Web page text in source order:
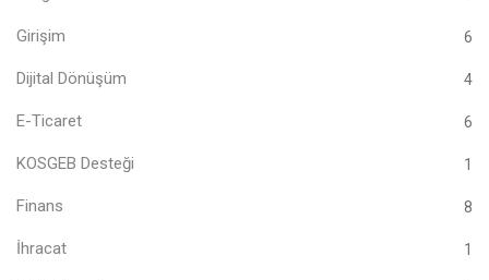
Girişim 6
Dijital Dönüşüm 4
E-Ticaret 6
KOSGEB Desteği 1
Finans 8
İhracat 1